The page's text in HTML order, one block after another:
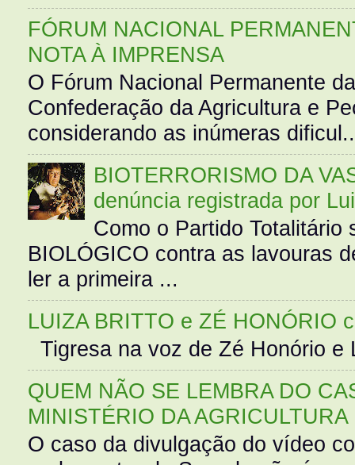
FÓRUM NACIONAL
NOTA À IMPRENSA
O Fórum Nacional Permanente
Confederação da Agricultura e
considerando as inúmeras
BIOTERRORISMO DA
denúncia registrada por
Como o Partido Totalitário
BIOLÓGICO contra as lavouras
ler a primeira ...
LUIZA BRITTO e ZÉ HONÓRIO
Tigresa na voz de Zé Honório
QUEM NÃO SE LEMBRA DO
MINISTÉRIO DA AGRICULTURA
O caso da divulgação do vídeo